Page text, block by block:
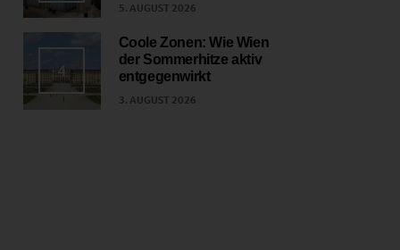
5. AUGUST 2026
4
Coole Zonen: Wie Wien
der Sommerhitze aktiv
entgegenwirkt
3. AUGUST 2026